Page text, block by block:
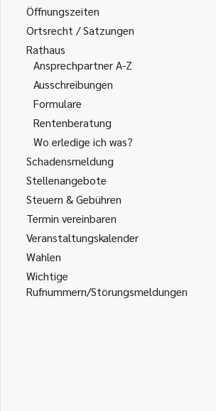
Öffnungszeiten
Ortsrecht / Satzungen
Rathaus
Ansprechpartner A-Z
Ausschreibungen
Formulare
Rentenberatung
Wo erledige ich was?
Schadensmeldung
Stellenangebote
Steuern & Gebühren
Termin vereinbaren
Veranstaltungskalender
Wahlen
Wichtige
Rufnummern/Störungsmeldungen